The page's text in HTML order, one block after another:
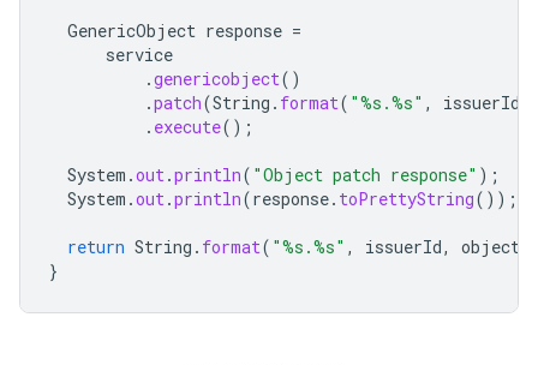
GenericObject response =
service
.genericobject()
.patch(String . format( "%s.%s" , issuerId
. execute();
System .out.println( "Object patch response" );
System .out.println(response. toPrettyString());
return String . format( "%s.%s" , issuerId,
}